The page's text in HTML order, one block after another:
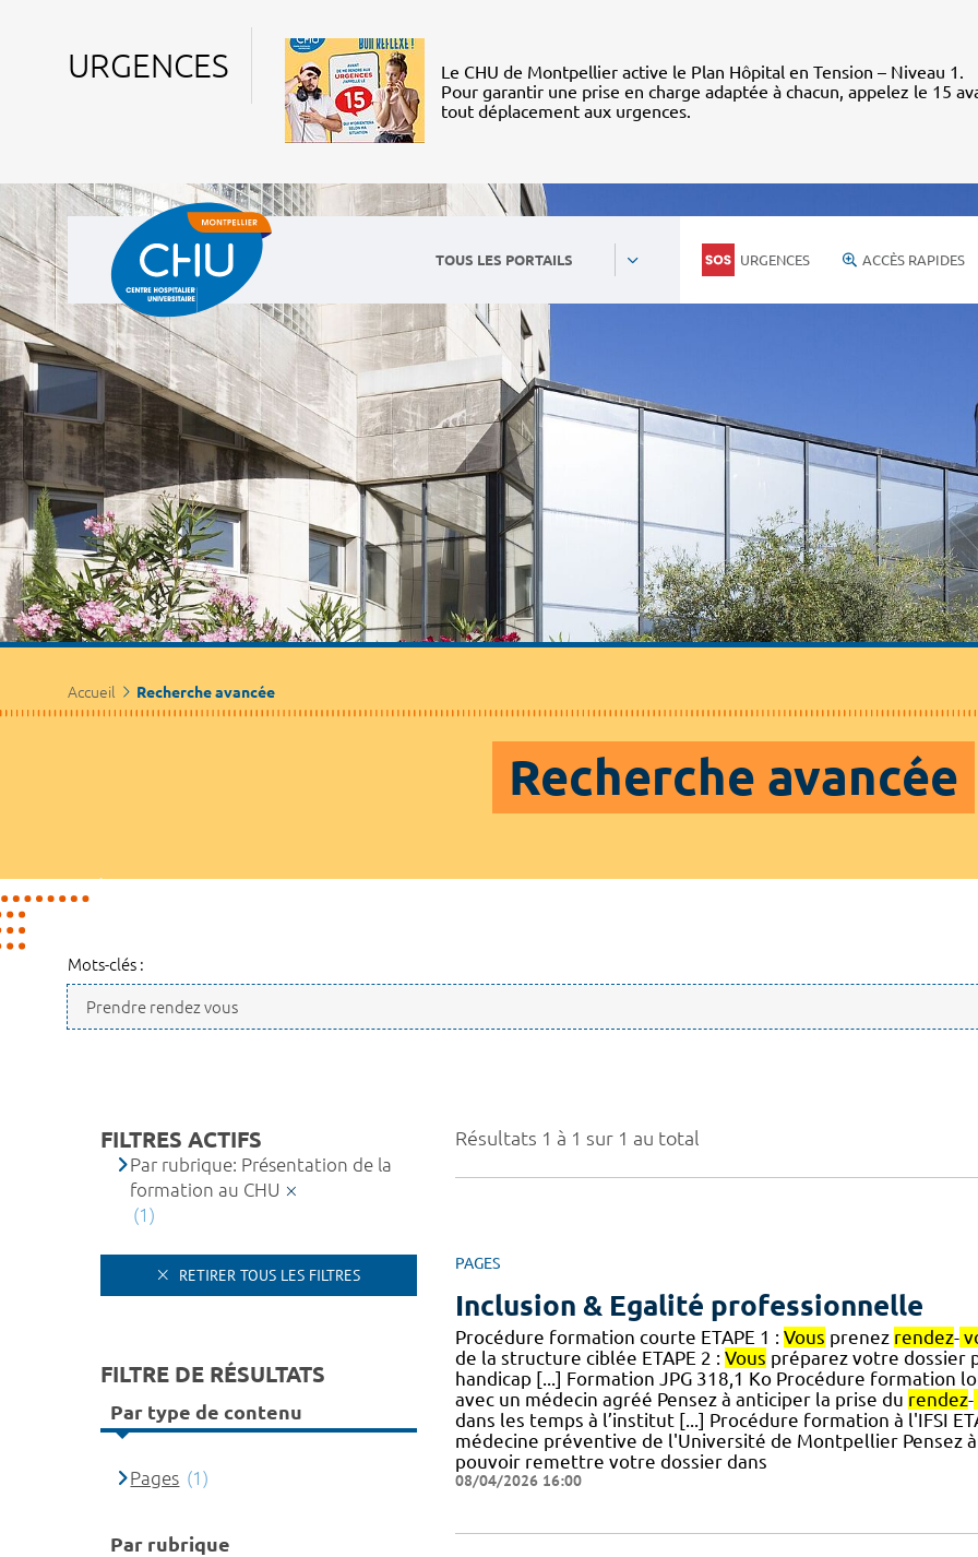
URGENCES
Le CHU de Montpellier active le Plan Hôpital en Tension – Niveau 1.
Pour garantir une prise en charge adaptée à chacun, appelez le 15
tout déplacement aux urgences.
TOUS LES PORTAILS URGENCES ACCÈS RAPIDES
Accueil Recherche avancée
Recherche avancée
Mots-clés :
Résultats 1 à 1 sur 1 au total
PAGES
Inclusion & Egalité professionnelle
Procédure formation courte ETAPE 1 : Vous prenez rendez-
de la structure ciblée ETAPE 2 : Vous préparez votre dossier
handicap [...] Formation JPG 318,1 Ko Procédure formation
avec un médecin agréé Pensez à anticiper la prise du rendez-
dans les temps à l’institut [...] Procédure formation à l'IFSI
médecine préventive de l'Université de Montpellier Pensez
pouvoir remettre votre dossier dans
08/04/2026 16:00
FILTRES ACTIFS
Par rubrique: Présentation de la
formation au CHU
(1)
RETIRER TOUS LES FILTRES
FILTRE DE RÉSULTATS
Par type de contenu
Pages (1)
Par rubrique